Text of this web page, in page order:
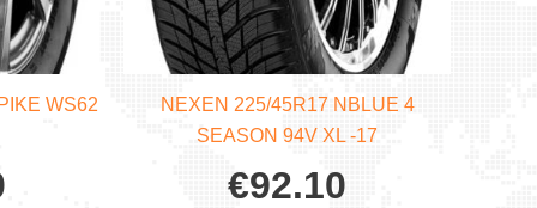
WS62
NEXEN 225/45R17 NBLUE 4
SEASON 94V XL -17
€92.10